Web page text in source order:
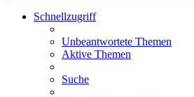
Schnellzugriff
Unbeantwortete Themen
Aktive Themen
Suche